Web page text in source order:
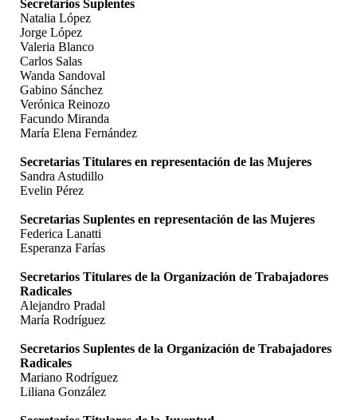
Secretarios Suplentes
Natalia López
Jorge López
Valeria Blanco
Carlos Salas
Wanda Sandoval
Gabino Sánchez
Verónica Reinozo
Facundo Miranda
María Elena Fernández
Secretarias Titulares en representación de las Mujeres
Sandra Astudillo
Evelin Pérez
Secretarias Suplentes en representación de las Mujeres
Federica Lanatti
Esperanza Farías
Secretarios Titulares de la Organización de Trabajadores
Radicales
Alejandro Pradal
María Rodríguez
Secretarios Suplentes de la Organización de Trabajadores
Radicales
Mariano Rodríguez
Liliana González